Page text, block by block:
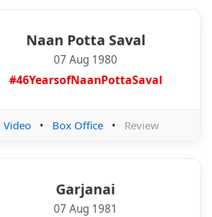
Naan Potta Saval
07 Aug 1980
#46YearsofNaanPottaSaval
Video • Box Office • Review
Garjanai
07 Aug 1981